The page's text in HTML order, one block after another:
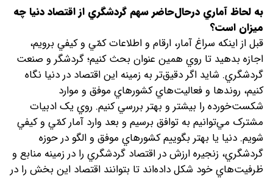
به لحاظ آماري در‌حال‌حاضر سهم گردشگري از اقتصاد دنيا چه
ميزان است؟
قبل از اينکه سراغ آمار، ارقام و اطلاعات کمّي و کيفي برويم،
اجازه بدهيد تا روي همين عنوان بحث کنيم؛ گردشگر و صنعت
گردشگري. شايد اگر دقيق‌تر به زمینه اين اقتصاد در دنيا نگاه
کنيم، روندها و فعاليت‌هاي کشورهاي موفق و موارد
شکست‌خورده را بيشتر و بهتر بررسي کنيم. روي يک ادبيات
مشترک مي‌توانيم به توافق برسيم و بعد وارد آمار کمّي و کيفي
شويم. دنيا يا بهتر بگوييم کشورهاي موفق و الگو در حوزه
گردشگري، زنجيره ارزش در اقتصاد گردشگري را در زمینه منابع و
ظرفيت‌هاي خود شکل داده‌‌اند تا بتوانند اقتصاد اين بخش را در